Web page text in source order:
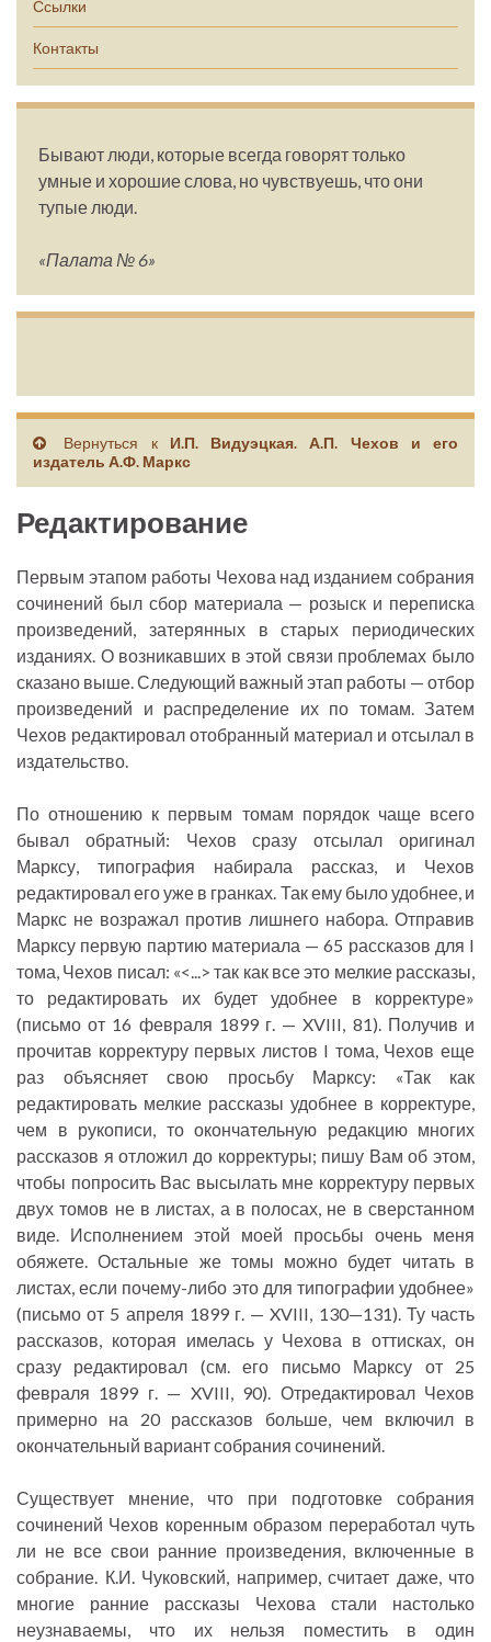
Ссылки
Контакты
Бывают люди, которые всегда говорят только
умные и хорошие слова, но чувствуешь, что они
тупые люди.
«Палата № 6»
Вернуться к И.П. Видуэцкая. А.П. Чехов и его
издатель А.Ф. Маркс
Редактирование
Первым этапом работы Чехова над изданием собрания
сочинений был сбор материала — розыск и переписка
произведений, затерянных в старых периодических
изданиях. О возникавших в этой связи проблемах было
сказано выше. Следующий важный этап работы — отбор
произведений и распределение их по томам. Затем
Чехов редактировал отобранный материал и отсылал в
издательство.
По отношению к первым томам порядок чаще всего
бывал обратный: Чехов сразу отсылал оригинал
Марксу, типография набирала рассказ, и Чехов
редактировал его уже в гранках. Так ему было удобнее, и
Маркс не возражал против лишнего набора. Отправив
Марксу первую партию материала — 65 рассказов для I
тома, Чехов писал: «<...> так как все это мелкие рассказы,
то редактировать их будет удобнее в корректуре»
(письмо от 16 февраля 1899 г. — XVIII, 81). Получив и
прочитав корректуру первых листов I тома, Чехов еще
раз объясняет свою просьбу Марксу: «Так как
редактировать мелкие рассказы удобнее в корректуре,
чем в рукописи, то окончательную редакцию многих
рассказов я отложил до корректуры; пишу Вам об этом,
чтобы попросить Вас высылать мне корректуру первых
двух томов не в листах, а в полосах, не в сверстанном
виде. Исполнением этой моей просьбы очень меня
обяжете. Остальные же томы можно будет читать в
листах, если почему-либо это для типографии удобнее»
(письмо от 5 апреля 1899 г. — XVIII, 130—131). Ту часть
рассказов, которая имелась у Чехова в оттисках, он
сразу редактировал (см. его письмо Марксу от 25
февраля 1899 г. — XVIII, 90). Отредактировал Чехов
примерно на 20 рассказов больше, чем включил в
окончательный вариант собрания сочинений.
Существует мнение, что при подготовке собрания
сочинений Чехов коренным образом переработал чуть
ли не все свои ранние произведения, включенные в
собрание. К.И. Чуковский, например, считает даже, что
многие ранние рассказы Чехова стали настолько
неузнаваемы, что их нельзя поместить в один